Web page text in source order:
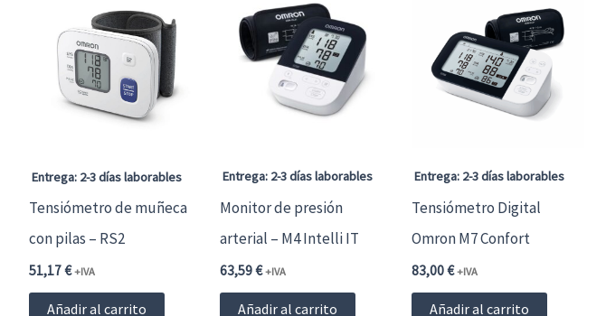
Entrega: 2-3 días laborables
Tensiómetro de muñeca
con pilas – RS2
51,17€ +IVA
Añadir al carrito
Entrega: 2-3 días laborables
Monitor de presión
arterial – M4 Intelli IT
63,59€ +IVA
Añadir al carrito
Entrega: 2-3 días laborables
Tensiómetro Digital
Omron M7 Confort
83,00€ +IVA
Añadir al carrito